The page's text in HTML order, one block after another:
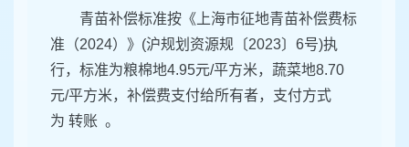
青苗补偿标准按《上海市征地青苗补偿费标
准（2024）》(沪规划资源规〔2023〕6号)执
行，标准为粮棉地4.95元/平方米，蔬菜地8.70
元/平方米，补偿费支付给所有者，支付方式
为 转账 。